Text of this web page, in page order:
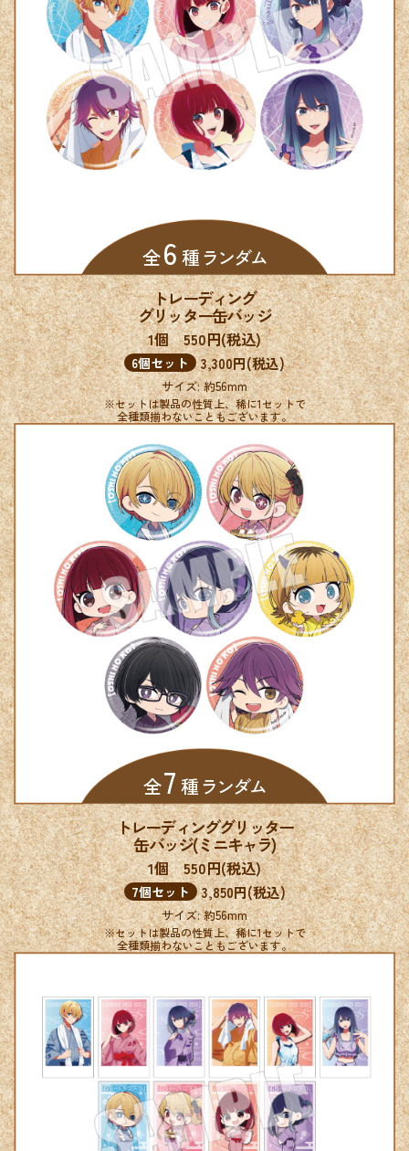
全 6 種 ランダム
トレーディング
グリッター缶バッジ
1個 550円(税込)
6個セット 3,300円(税込)
サイズ: 約56mm
※セットは製品の性質上、稀に1セットで
全種類揃わないこともございます。
全7 種 ランダム
トレーディンググリッター
缶バッジ(ミニキャラ)
1個 550円(税込)
7個セット 3,850円(税込)
サイズ: 約56mm
※セットは製品の性質上、稀に1セットで
全種類揃わないこともございます。